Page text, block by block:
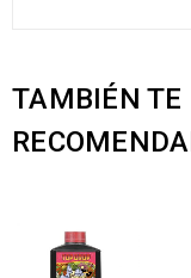
TAMBIÉN TE